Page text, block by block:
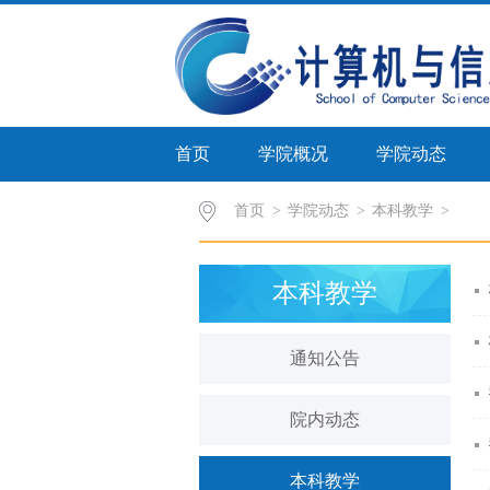
首页 学院概况 学院动态
首页 > 学院动态 > 本科教学
本科教学
通知公告
院内动态
本科教学